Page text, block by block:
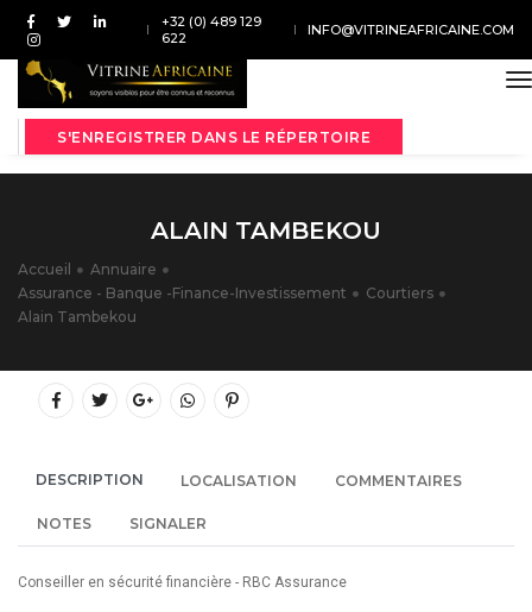
+32 (0) 489 129
622
INFO@VITRINEAFRICAINE.COM
S'ENREGISTRER DANS LE RÉPERTOIRE
ALAIN TAMBEKOU
Accueil
Annuaire
Assurance - Banque -Finance-Investissement
Courtiers
Alain Tambekou
DESCRIPTION LOCALISATION COMMENTAIRES
NOTES SIGNALER
Conseiller en sécurité financière - RBC Assurance